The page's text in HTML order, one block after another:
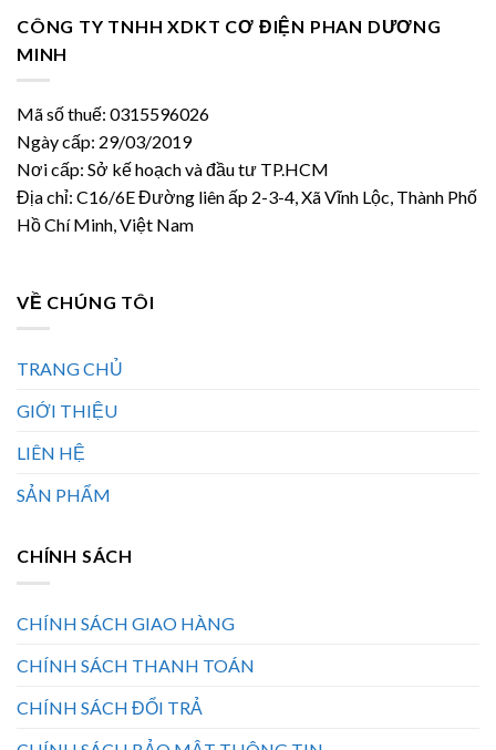
CÔNG TY TNHH XDKT CƠ ĐIỆN PHAN DƯƠNG
MINH
Mã số thuế: 0315596026
Ngày cấp: 29/03/2019
Nơi cấp: Sở kế hoạch và đầu tư TP.HCM
Địa chỉ: C16/6E Đường liên ấp 2-3-4, Xã Vĩnh Lộc, Thành Phố
Hồ Chí Minh, Việt Nam
VỀ CHÚNG TÔI
TRANG CHỦ
GIỚI THIỆU
LIÊN HỆ
SẢN PHẨM
CHÍNH SÁCH
CHÍNH SÁCH GIAO HÀNG
CHÍNH SÁCH THANH TOÁN
CHÍNH SÁCH ĐỔI TRẢ